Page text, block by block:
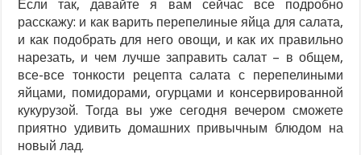
Если так, давайте я вам сейчас все подробно
расскажу: и как варить перепелиные яйца для салата,
и как подобрать для него овощи, и как их правильно
нарезать, и чем лучше заправить салат – в общем,
все-все тонкости рецепта салата с перепелиными
яйцами, помидорами, огурцами и консервированной
кукурузой. Тогда вы уже сегодня вечером сможете
приятно удивить домашних привычным блюдом на
новый лад.